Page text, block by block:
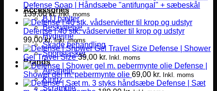
Accessories
BJJ bælter
Beskyttelse
Hygiejne
Skade behandling
Sportstasker
Brands
Aesthetic
Kingz
Scramble
Defense Soap | Håndsæbe "antifungal" + sæbeskål
139,00kr. Inkl. moms
Defense | 40 stk. vådservietter til krop og udstyr
99,00kr. Inkl. moms
Defense | Shower
Gel Travel Size 39,00 kr. Inkl. moms
Defense |
Shower gel m. pebermynte olie 69,00 kr. Inkl. moms
Defense | Sæt